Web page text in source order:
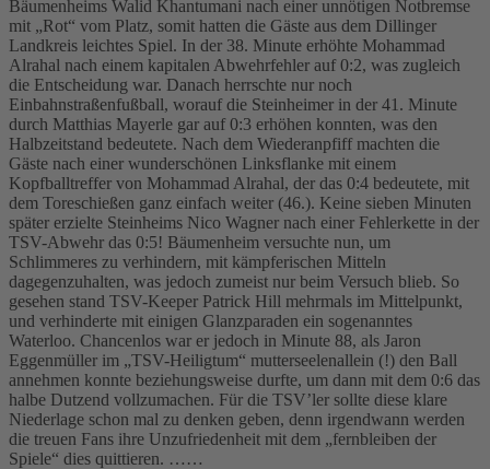
Bäumenheims Walid Khantumani nach einer unnötigen Notbremse
mit „Rot“ vom Platz, somit hatten die Gäste aus dem Dillinger
Landkreis leichtes Spiel. In der 38. Minute erhöhte Mohammad
Alrahal nach einem kapitalen Abwehrfehler auf 0:2, was zugleich
die Entscheidung war. Danach herrschte nur noch
Einbahnstraßenfußball, worauf die Steinheimer in der 41. Minute
durch Matthias Mayerle gar auf 0:3 erhöhen konnten, was den
Halbzeitstand bedeutete. Nach dem Wiederanpfiff machten die
Gäste nach einer wunderschönen Linksflanke mit einem
Kopfballtreffer von Mohammad Alrahal, der das 0:4 bedeutete, mit
dem Toreschießen ganz einfach weiter (46.). Keine sieben Minuten
später erzielte Steinheims Nico Wagner nach einer Fehlerkette in der
TSV-Abwehr das 0:5! Bäumenheim versuchte nun, um
Schlimmeres zu verhindern, mit kämpferischen Mitteln
dagegenzuhalten, was jedoch zumeist nur beim Versuch blieb. So
gesehen stand TSV-Keeper Patrick Hill mehrmals im Mittelpunkt,
und verhinderte mit einigen Glanzparaden ein sogenanntes
Waterloo. Chancenlos war er jedoch in Minute 88, als Jaron
Eggenmüller im „TSV-Heiligtum“ mutterseelenallein (!) den Ball
annehmen konnte beziehungsweise durfte, um dann mit dem 0:6 das
halbe Dutzend vollzumachen. Für die TSV’ler sollte diese klare
Niederlage schon mal zu denken geben, denn irgendwann werden
die treuen Fans ihre Unzufriedenheit mit dem „fernbleiben der
Spiele“ dies quittieren. ……